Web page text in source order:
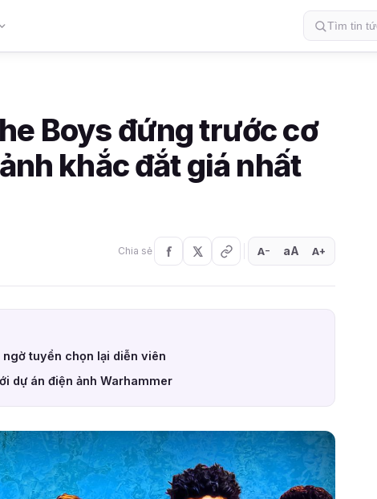
Boys đứng trước cơ
khắc đắt giá nhất
Chia sẻ A− aA A+
tuyển chọn lại diễn viên
dự án điện ảnh Warhammer